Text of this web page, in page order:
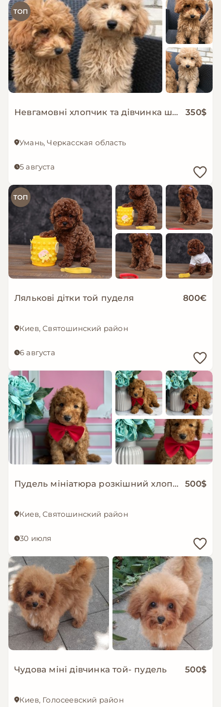
ТОП
Невгамовні хлопчик та дівчинка шукають люблячу родину 350$
Умань, Черкасская область
5 августа
ТОП
Лялькові дітки той пуделя 800€
Киев, Святошинский район
6 августа
Пудель мініатюра розкішний хлопчик 500$
Киев, Святошинский район
30 июля
Чудова міні дівчинка той- пудель 500$
Киев, Голосеевский район